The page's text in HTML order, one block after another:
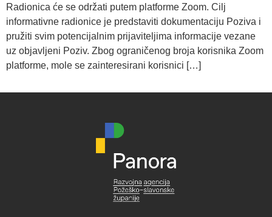
Radionica će se održati putem platforme Zoom. Cilj
informativne radionice je predstaviti dokumentaciju Poziva i
pružiti svim potencijalnim prijaviteljima informacije vezane
uz objavljeni Poziv. Zbog ograničenog broja korisnika Zoom
platforme, mole se zainteresirani korisnici […]